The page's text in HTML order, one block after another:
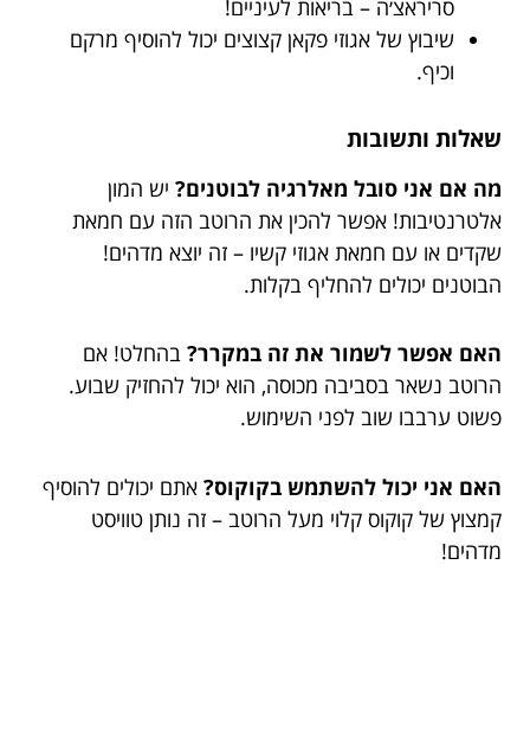
סריראצ׳ה – בריאות לעיניים!
שיבוץ של אגוזי פקאן קצוצים יכול להוסיף מרקם
וכיף.
שאלות ותשובות
מה אם אני סובל מאלרגיה לבוטנים? יש המון
אלטרנטיבות! אפשר להכין את הרוטב הזה עם חמאת
שקדים או עם חמאת אגוזי קשיו – זה יוצא מדהים!
הבוטנים יכולים להחליף בקלות.
האם אפשר לשמור את זה במקרר? בהחלט! אם
הרוטב נשאר בסביבה מכוסה, הוא יכול להחזיק שבוע.
פשוט ערבבו שוב לפני השימוש.
האם אני יכול להשתמש בקוקוס? אתם יכולים להוסיף
קמצוץ של קוקוס קלוי מעל הרוטב – זה נותן טוויסט
מדהים!